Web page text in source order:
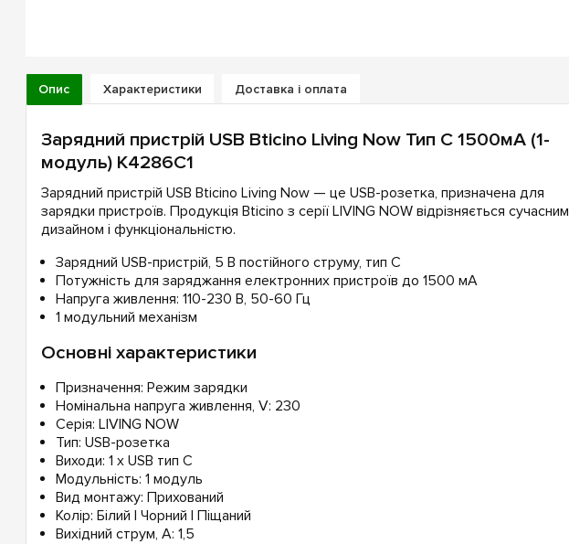
Опис Характеристики Доставка і оплата
Зарядний пристрій USB Bticino Living Now Тип C 1500мА (1-
модуль) K4286C1
Зарядний пристрій USB Bticino Living Now — це USB-розетка, призначена для
зарядки пристроїв. Продукція Bticino з серії LIVING NOW відрізняється сучасним
дизайном і функціональністю.
Зарядний USB-пристрій, 5 В постійного струму, тип С
Потужність для заряджання електронних пристроїв до 1500 мА
Напруга живлення: 110-230 В, 50-60 Гц
1 модульний механізм
Основні характеристики
Призначення: Режим зарядки
Номінальна напруга живлення, V: 230
Серія: LIVING NOW
Тип: USB-розетка
Виходи: 1 x USB тип C
Модульність: 1 модуль
Вид монтажу: Прихований
Колір: Білий | Чорний | Піщаний
Вихідний струм, A: 1,5